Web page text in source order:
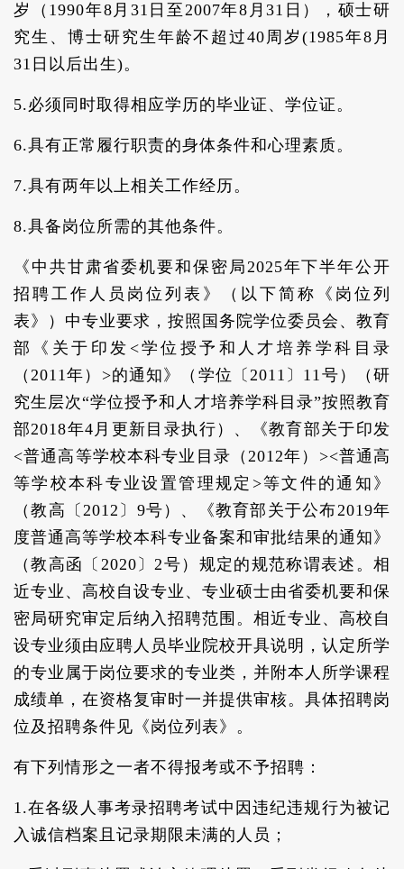
岁（1990年8月31日至2007年8月31日），硕士研
究生、博士研究生年龄不超过40周岁(1985年8月
31日以后出生)。
5.必须同时取得相应学历的毕业证、学位证。
6.具有正常履行职责的身体条件和心理素质。
7.具有两年以上相关工作经历。
8.具备岗位所需的其他条件。
《中共甘肃省委机要和保密局2025年下半年公开
招聘工作人员岗位列表》（以下简称《岗位列
表》）中专业要求，按照国务院学位委员会、教育
部《关于印发<学位授予和人才培养学科目录
（2011年）>的通知》（学位〔2011〕11号）（研
究生层次“学位授予和人才培养学科目录”按照教育
部2018年4月更新目录执行）、《教育部关于印发
<普通高等学校本科专业目录（2012年）><普通高
等学校本科专业设置管理规定>等文件的通知》
（教高〔2012〕9号）、《教育部关于公布2019年
度普通高等学校本科专业备案和审批结果的通知》
（教高函〔2020〕2号）规定的规范称谓表述。相
近专业、高校自设专业、专业硕士由省委机要和保
密局研究审定后纳入招聘范围。相近专业、高校自
设专业须由应聘人员毕业院校开具说明，认定所学
的专业属于岗位要求的专业类，并附本人所学课程
成绩单，在资格复审时一并提供审核。具体招聘岗
位及招聘条件见《岗位列表》。
有下列情形之一者不得报考或不予招聘：
1.在各级人事考录招聘考试中因违纪违规行为被记
入诚信档案且记录期限未满的人员；